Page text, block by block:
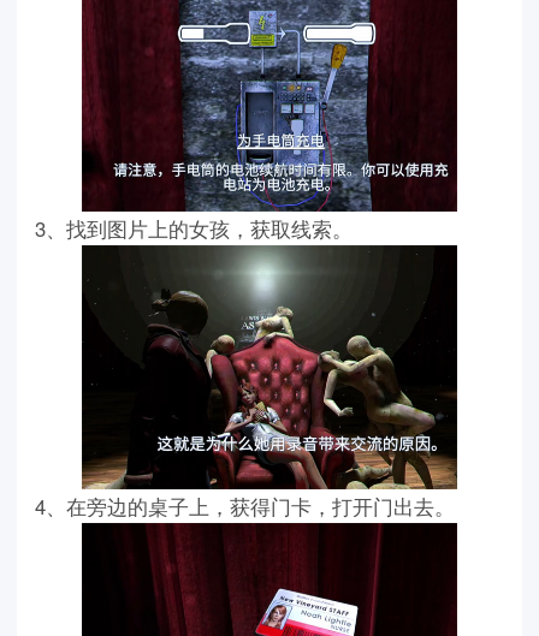
3、找到图片上的女孩，获取线索。
4、在旁边的桌子上，获得门卡，打开门出去。